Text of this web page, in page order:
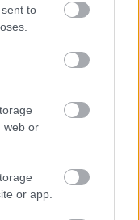
to
web or
or app.
búracie kladivo a
dreva: Takáto
sa nevidí každý